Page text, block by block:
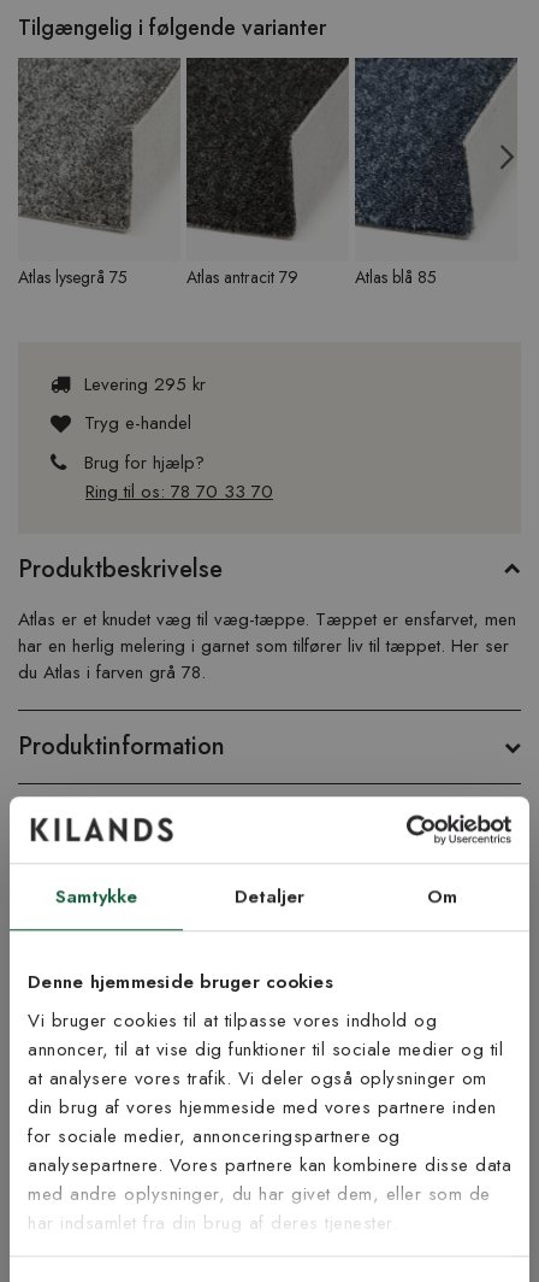
Samtykke Detaljer Om
Denne hjemmeside bruger cookies
Vi bruger cookies til at tilpasse vores indhold og
annoncer, til at vise dig funktioner til sociale medier og til
at analysere vores trafik. Vi deler også oplysninger om
din brug af vores hjemmeside med vores partnere inden
for sociale medier, annonceringspartnere og
analysepartnere. Vores partnere kan kombinere disse data
med andre oplysninger, du har givet dem, eller som de
har indsamlet fra din brug af deres tjenester.
Tilgængelig i følgende varianter
Previous
Atlas lysegrå 75 Atlas antracit 79 Atlas blå 85
Levering 295 kr
Tryg e-handel
Brug for hjælp?
Ring til os: 78 70 33 70
Produktbeskrivelse
Atlas er et knudet væg til væg-tæppe. Tæppet er ensfarvet, men
har en herlig melering i garnet som tilfører liv til tæppet. Her ser
du Atlas i farven grå 78.
Produktinformation
Vigtig info
Lige nu kan leveringstiden blive noget længere ved køb af tæppe
med specialmål og langettering.
Tænk på at lægge fem cm ekstra til i skæresvind rundt om
afvigelse på +/- 1-4 cm. på dine bestilte mål kan forekomme.
Åbent køb og returret gælder ikke da tæppet skæres til på mål.
Bestil gratis tæppeprøve!
Vil du føle på vores tæpper, før du beslutter dig? Vi tilbyder dig
muligheden for at bestille op til fem tæppeprøver helt gratis.
Portoen er 59 kr pr. bestilling, men dette beløb refunderer vi,
når du har afgivet din ordre (ved brug af den medfølgende
rabatkode). Find det rette tæppe til dig!
Tilmeld dig vores
nyhedsbrev
Vær blandt de første til at modtage vores tilbud,
tips og nyheder.